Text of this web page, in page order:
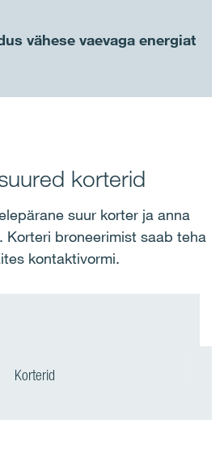
vähese vaevaga energiat
korterid
suur korter ja anna
Korteri broneerimist saab teha
kontaktivormi.
Korterid